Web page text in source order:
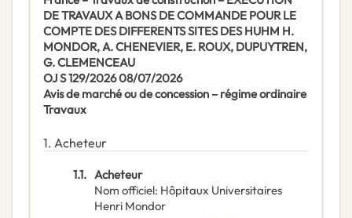
DE TRAVAUX A BONS DE COMMANDE POUR LE
COMPTE DES DIFFERENTS SITES DES HUHM H.
MONDOR, A. CHENEVIER, E. ROUX, DUPUYTREN,
G. CLEMENCEAU
OJ S 129/2026 08/07/2026
Avis de marché ou de concession – régime ordinaire
Travaux
1. Acheteur
1.1. Acheteur
Nom officiel: Hôpitaux Universitaires
Henri Mondor